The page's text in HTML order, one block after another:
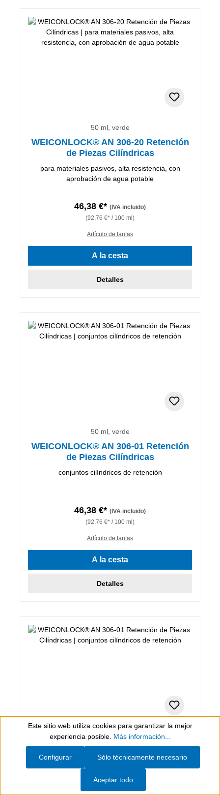
50 ml, verde
WEICONLOCK® AN 306-20 Retención
de Piezas Cilíndricas
para materiales pasivos, alta resistencia, con
aprobación de agua potable
46,38 €* (IVA incluido)
(92,76 €* / 100 ml)
Artículo de tarifas
A la cesta
Detalles
50 ml, verde
WEICONLOCK® AN 306-01 Retención
de Piezas Cilíndricas
conjuntos cilíndricos de retención
46,38 €* (IVA incluido)
(92,76 €* / 100 ml)
Artículo de tarifas
A la cesta
Detalles
200 ml, verde
WEICONLOCK® AN 306-01 Retención
de Piezas Cilíndricas
conjuntos cilíndricos de retención
Show toolbar
Este sitio web utiliza cookies para garantizar la mejor
experiencia posible. Más información...
Sólo técnicamente necesario
Configurar
Aceptar todo